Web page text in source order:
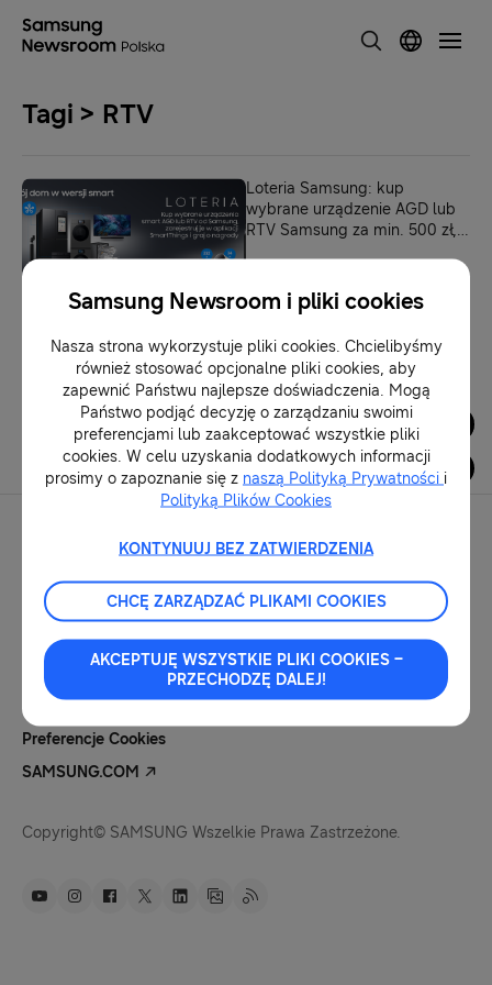
Tagi > RTV
Loteria Samsung: kup
wybrane urządzenie AGD lub
RTV Samsung za min. 500 zł,
19-05-2025
1
Dla Mediów
Kontakt Dla Mediów
Nota Prawna
Polityka Prywatności
Pliki Cookies
Preferencje Cookies
SAMSUNG.COM
Copyright© SAMSUNG Wszelkie Prawa Zastrzeżone.
Samsung Newsroom i pliki cookies
Nasza strona wykorzystuje pliki cookies. Chcielibyśmy
również stosować opcjonalne pliki cookies, aby
zapewnić Państwu najlepsze doświadczenia. Mogą
Państwo podjąć decyzję o zarządzaniu swoimi
preferencjami lub zaakceptować wszystkie pliki
cookies. W celu uzyskania dodatkowych informacji
prosimy o zapoznanie się z naszą Polityką Prywatności i
Polityką Plików Cookies
KONTYNUUJ BEZ ZATWIERDZENIA
CHCĘ ZARZĄDZAĆ PLIKAMI COOKIES
AKCEPTUJĘ WSZYSTKIE PLIKI COOKIES –
PRZECHODZĘ DALEJ!